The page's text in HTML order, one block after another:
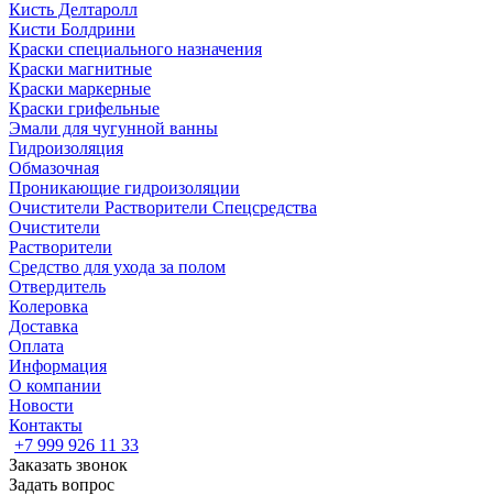
Кисть Делтаролл
Кисти Болдрини
Краски специального назначения
Краски магнитные
Краски маркерные
Краски грифельные
Эмали для чугунной ванны
Гидроизоляция
Обмазочная
Проникающие гидроизоляции
Очистители Растворители Спецсредства
Очистители
Растворители
Средство для ухода за полом
Отвердитель
Колеровка
Доставка
Оплата
Информация
О компании
Новости
Контакты
+7 999 926 11 33
Заказать звонок
Задать вопрос